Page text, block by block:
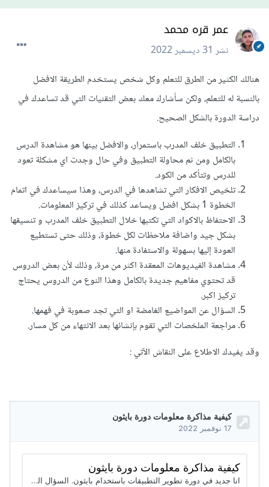
عمر قره محمد
نشر31 ديسمبر 2022
هنالك الكثير من الطرق للتعلم وكل شخص يستخدم الطريقة الافضل
بالنسبة له للتعلم، ولكن سأشارك معك بعض التقنيات التي قد تساعدك في
دراسة الدورة بالشكل الصحيح.
التطبيق خلف المدرب باستمرار، والافضل بينها هو مشاهدة الدرس
بالكامل ومن ثم محاولة التطبيق وفي حال وجدت اي مشكلة تعود
للدرس وتتأكد من الكود.
تلخيص الافكار التي تشاهدها في الدرس، وهذا سيساعدك في اتمام
الخطوة 1 بشكل افضل ويساعد كذلك في تركيز المعلومات.
الاحتفاظ بالاكواد التي تكتبها خلال التطبيق خلف المدرب و تنسيقها
بشكل جيد واضافة ملاحظات لكل خطوة، وذلك حتى تستطيع
العودة إليها بسهولة والاستفادة منها.
مشاهدة الفيديوهات المعقدة اكثر من مرة، وذلك لأن بعض الدروس
قد تحتوي مفاهيم جديدة بالكامل وهذا النوع من الدروس يحتاج
تركيز اكبر.
السؤال عن المواضيع الغامضة او التي تجد صعوبة في فهمها.
مراجعة الملخصات التي تقوم بإنشائها بعد الانتهاء من كل مسار.
وقد يفيدك الاطلاع على النقاش الآتي